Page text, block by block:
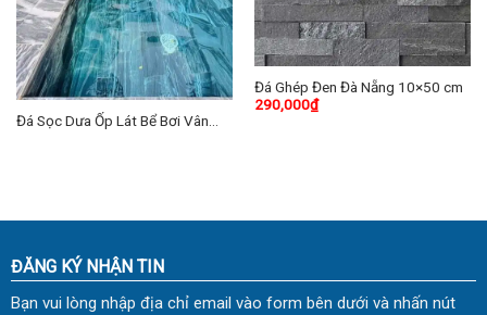
Đá Sọc Dưa Ốp Lát Bể Bơi Vân
Đá Ghép Đen Đà Nẵng 10×50 cm
290,000₫
ĐĂNG KÝ NHẬN TIN
Bạn vui lòng nhập địa chỉ email vào form bên dưới và nhấn nút